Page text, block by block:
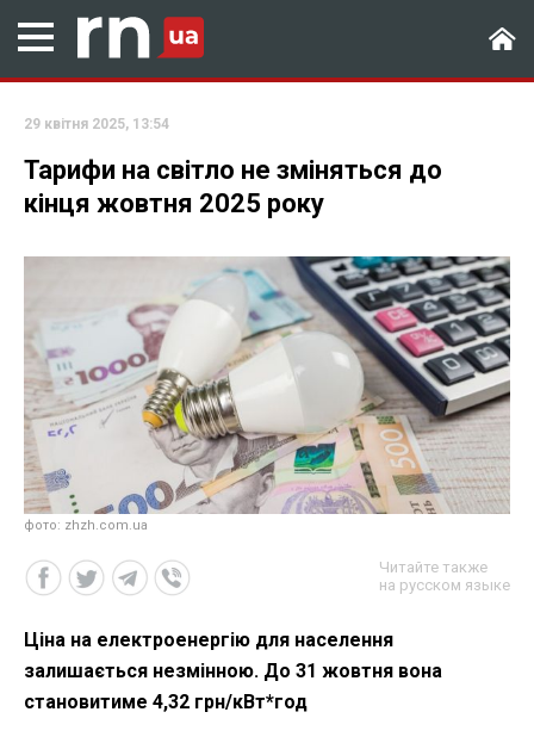
29 квітня 2025, 13:54
Тарифи на світло не зміняться до
кінця жовтня 2025 року
фото: zhzh.com.ua
Читайте также
на русском языке
Ціна на електроенергію для населення
залишається незмінною. До 31 жовтня вона
становитиме 4,32 грн/кВт*год